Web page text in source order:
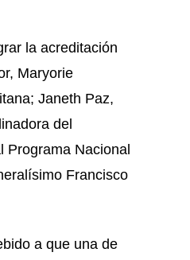
la acreditación
Maryorie
Janeth Paz,
del
Nacional
Francisco
a que una de